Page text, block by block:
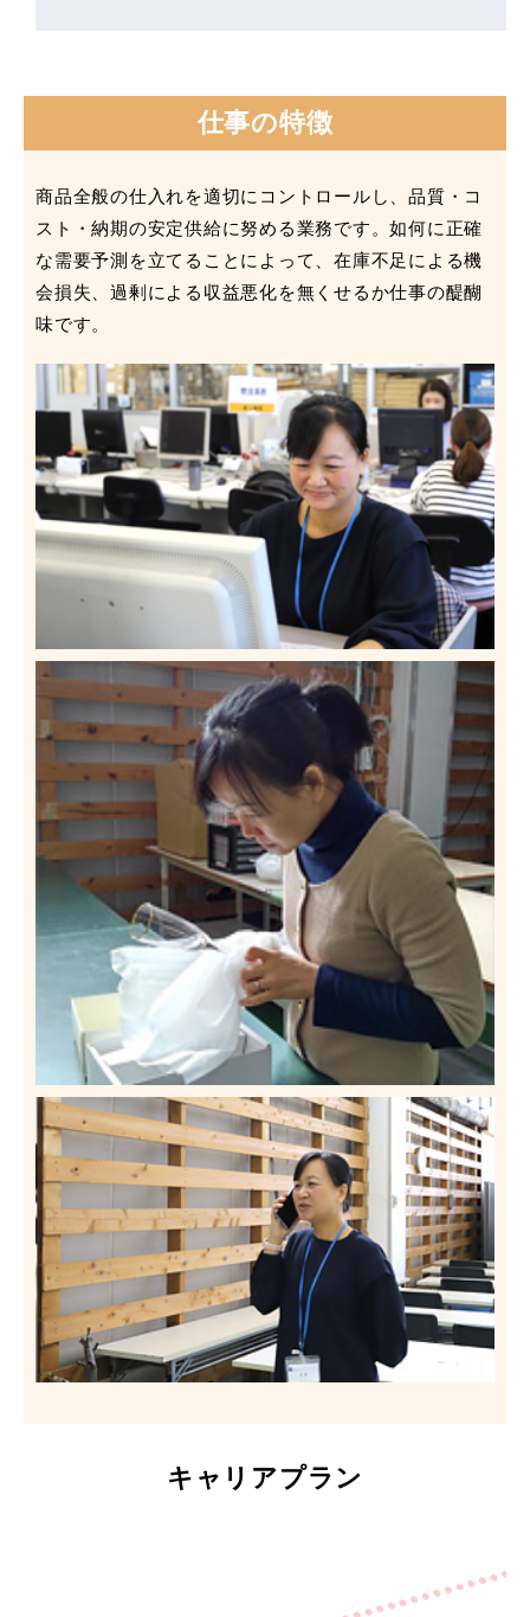
仕事の特徴
商品全般の仕入れを適切にコントロールし、品質・コ
スト・納期の安定供給に努める業務です。如何に正確
な需要予測を立てることによって、在庫不足による機
会損失、過剰による収益悪化を無くせるか仕事の醍醐
味です。
キャリアプラン